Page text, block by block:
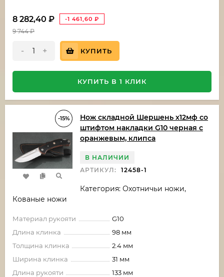
8 282,40 ₽ -1 461,60 ₽
9 744₽
- + КУПИТЬ
КУПИТЬ В 1 КЛИК
-15%
Нож складной Шершень х12мф со
штифтом накладки G10 черная с
оранжевым, клипса
В НАЛИЧИИ
АРТИКУЛ:
12458-1
Категория: Охотничьи ножи,
Кованые ножи
Материал рукояти
G10
Длина клинка
98 мм
Толщина клинка
2.4 мм
Ширина клинка
31 мм
Длина рукояти
133 мм